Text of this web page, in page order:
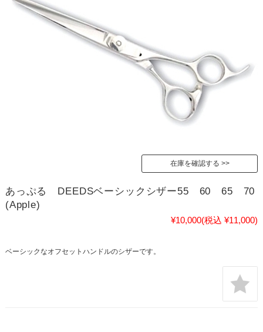
在庫を確認する
あっぷる DEEDSベーシックシザー55 60 65 70
(Apple)
¥10,000(税込 ¥11,000)
ベーシックなオフセットハンドルのシザーです。